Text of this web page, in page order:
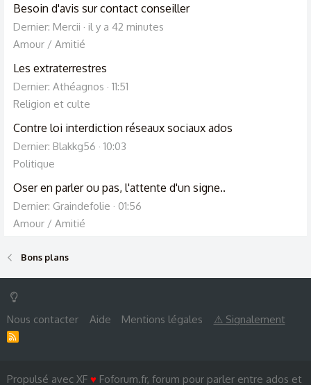
Besoin d'avis sur contact conseiller
Dernier: Mercii
il y a 42 minutes
Amour / Amitié
Les extraterrestres
Dernier: Athéagnos
11:51
Religion et culte
Contre loi interdiction réseaux sociaux ados
Dernier: Blakkg56
10:03
Politique
Oser en parler ou pas, l'attente d'un signe..
Dernier: Graindefolie
01:56
Amour / Amitié
Bons plans
Nous contacter Aide Mentions légales ⚠ Signalement
Propulsé avec XF ♥ Foforum.fr, forum pour parler entre ados et